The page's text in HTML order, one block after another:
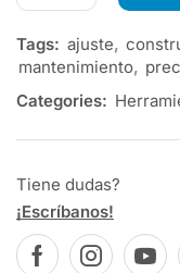
Tags: ajuste,
mantenimiento,
Categories:
Tiene dudas?
¡Escríbanos!